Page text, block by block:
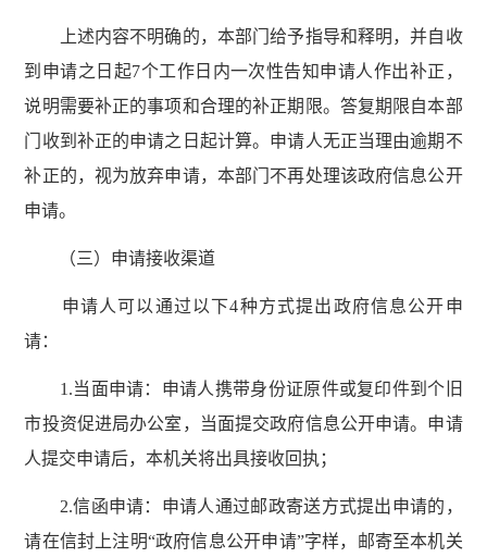
上述内容不明确的，本部门给予指导和释明，并自收
到申请之日起7个工作日内一次性告知申请人作出补正，
说明需要补正的事项和合理的补正期限。答复期限自本部
门收到补正的申请之日起计算。申请人无正当理由逾期不
补正的，视为放弃申请，本部门不再处理该政府信息公开
申请。
（三）申请接收渠道
申请人可以通过以下4种方式提出政府信息公开申
请：
1.当面申请：申请人携带身份证原件或复印件到个旧
市投资促进局办公室，当面提交政府信息公开申请。申请
人提交申请后，本机关将出具接收回执；
2.信函申请：申请人通过邮政寄送方式提出申请的，
请在信封上注明“政府信息公开申请”字样，邮寄至本机关